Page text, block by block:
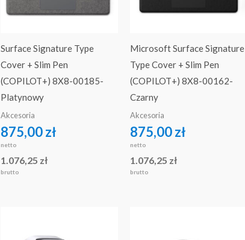
Surface Signature Type
Cover + Slim Pen
(COPILOT+) 8X8-00185-
Platynowy
Akcesoria
875,00zł
netto
1.076,25 zł
brutto
Microsoft Surface Signature
Type Cover + Slim Pen
(COPILOT+) 8X8-00162-
Czarny
Akcesoria
875,00zł
netto
1.076,25 zł
brutto